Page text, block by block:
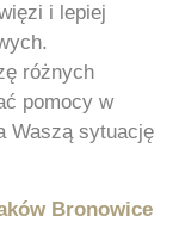
i lepiej
różnych
pomocy w
Waszą sytuację
Bronowice